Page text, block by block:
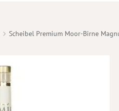
Scheibel Premium Moor-Birne